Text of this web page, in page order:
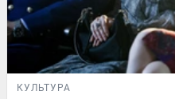
КУЛЬТУРА